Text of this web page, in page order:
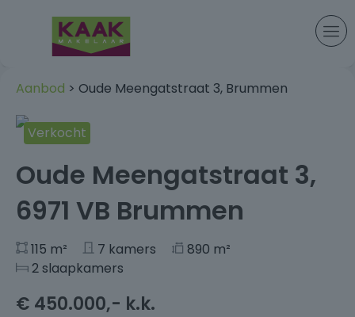
Aanbod > Oude Meengatstraat 3, Brummen
Verkocht
+49
Oude Meengatstraat 3,
6971 VB Brummen
115 m² 7 kamers
890 m²
2 slaapkamers
€ 450.000,- k.k.